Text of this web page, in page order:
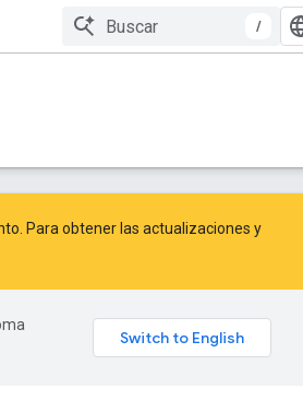
/
Para obtener las actualizaciones y